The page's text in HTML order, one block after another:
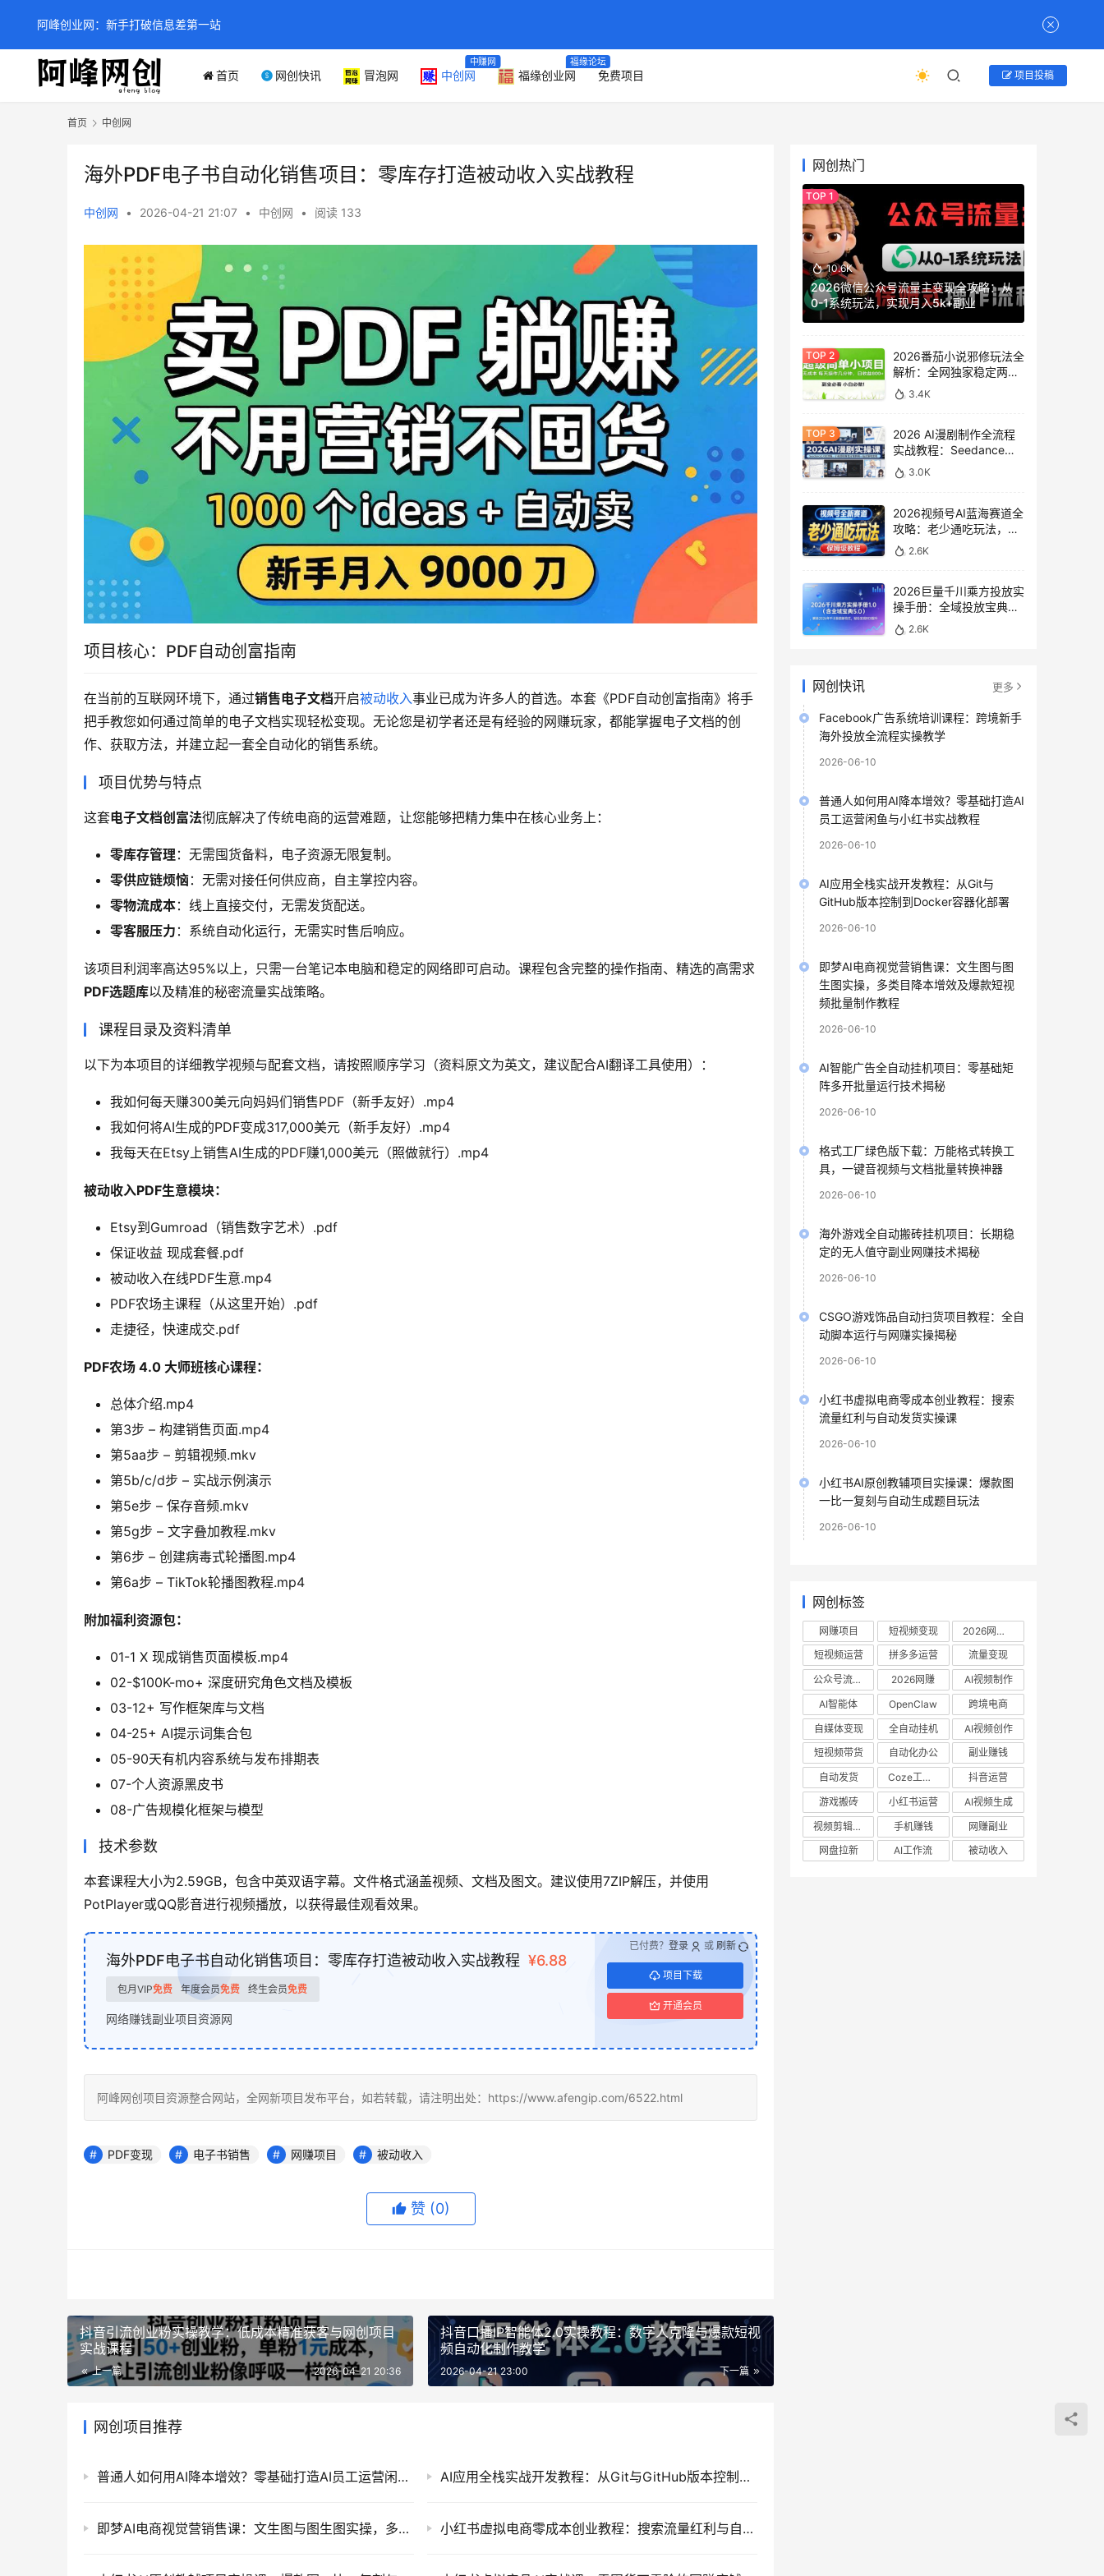
首页 网创快讯 冒泡网 中创网
中赚网
福缘创业网
福缘论坛
免费项目 项目投稿
首页 中创网
海外PDF电子书自动化销售项目：零库存打造被动收入实战教程
中创网 • 2026-04-21 21:07 • 中创网 • 阅读 133
项目核心：PDF自动创富指南
在当前的互联网环境下，通过销售电子文档开启被动收入事业已成为许多人的首选。本套《PDF自动创富指南》将手
把手教您如何通过简单的电子文档实现轻松变现。无论您是初学者还是有经验的网赚玩家，都能掌握电子文档的创
作、获取方法，并建立起一套全自动化的销售系统。
项目优势与特点
这套电子文档创富法彻底解决了传统电商的运营难题，让您能够把精力集中在核心业务上：
零库存管理 ：无需囤货备料，电子资源无限复制。
零供应链烦恼：无需对接任何供应商，自主掌控内容。
零物流成本：线上直接交付，无需发货配送。
零客服压力 ：系统自动化运行，无需实时售后响应。
该项目利润率高达95%以上，只需一台笔记本电脑和稳定的网络即可启动。课程包含完整的操作指南、精选的高需求
PDF选题库以及精准的秘密流量实战策略。
课程目录及资料清单
以下为本项目的详细教学视频与配套文档，请按照顺序学习（资料原文为英文，建议配合AI翻译工具使用）：
我如何每天赚300美元向妈妈们销售PDF（新手友好）.mp4
我如何将AI生成的PDF变成317,000美元（新手友好）.mp4
我每天在Etsy上销售AI生成的PDF赚1,000美元（照做就行）.mp4
被动收入PDF生意模块：
Etsy到Gumroad（销售数字艺术）.pdf
保证收益 现成套餐.pdf
被动收入在线PDF生意.mp4
PDF农场主课程（从这里开始）.pdf
走捷径，快速成交.pdf
PDF农场 4.0 大师班核心课程：
总体介绍.mp4
第3步 – 构建销售页面.mp4
第5aa步 – 剪辑视频.mkv
第5b/c/d步 – 实战示例演示
第5e步 – 保存音频.mkv
第5g步 – 文字叠加教程.mkv
第6步 – 创建病毒式轮播图.mp4
第6a步 – TikTok轮播图教程.mp4
附加福利资源包：
01-1 X 现成销售页面模板.mp4
02-$100K-mo+ 深度研究角色文档及模板
03-12+ 写作框架库与文档
04-25+ AI提示词集合包
05-90天有机内容系统与发布排期表
07-个人资源黑皮书
08-广告规模化框架与模型
技术参数
本套课程大小为2.59GB，包含中英双语字幕。文件格式涵盖视频、文档及图文。建议使用7ZIP解压，并使用
PotPlayer或QQ影音进行视频播放，以获得最佳观看效果。
海外PDF电子书自动化销售项目：零库存打造被动收入实战教程 ¥6.88
包月VIP免费 年度会员免费 终生会员免费
网络赚钱副业项目资源网
项目下载
开通会员
已付费？ 登录 或 刷新
阿峰网创项目资源整合网站，全网新项目发布平台，如若转载，请注明出处：https://www.afengip.com/6522.html
PDF变现 电子书销售 网赚项目 被动收入
赞 (0)
抖音引流创业粉实操教学：低成本精准获客与网创项目
实战课程
上一篇 2026-04-21 20:36
抖音口播IP智能体2.0实操教程：数字人克隆与爆款短视
频自动化制作教学
下一篇
2026-04-21 23:00
网创项目推荐
普通人如何用AI降本增效？零基础打造AI员工运营闲鱼与小红书实战教程 AI应用全栈实战开发教程：从Git与GitHub版本控制到Docker容器化部署
即梦AI电商视觉营销售课：文生图与图生图实操，多类目降本增效及爆款短视频批量制作教程 小红书虚拟电商零成本创业教程：搜索流量红利与自动发货实操课
网创热门
10.6K
2026微信公众号流量主变现全攻略：从
0-1系统玩法，实现月入5k+副业
2026番茄小说邪修玩法全
解析：全网独家稳定两年
老项目，助你日赚
500+稿费收益
3.4K
2026 AI漫剧制作全流程
实战教程：Seedance
2.0即梦视频生成与小说
授权教学
3.0K
2026视频号AI蓝海赛道全
攻略：老少通吃玩法，零
基础保姆级副业增收教程
2.6K
2026巨量千川乘方投放实
操手册：全域投放宝典
5.0深度解析ROI提升方案
2.6K
网创快讯 更多
Facebook广告系统培训课程：跨境新手
海外投放全流程实操教学
2026-06-10
普通人如何用AI降本增效？零基础打造AI
员工运营闲鱼与小红书实战教程
2026-06-10
AI应用全栈实战开发教程：从Git与
GitHub版本控制到Docker容器化部署
2026-06-10
即梦AI电商视觉营销售课：文生图与图
生图实操，多类目降本增效及爆款短视
频批量制作教程
2026-06-10
AI智能广告全自动挂机项目：零基础矩
阵多开批量运行技术揭秘
2026-06-10
格式工厂绿色版下载：万能格式转换工
具，一键音视频与文档批量转换神器
2026-06-10
海外游戏全自动搬砖挂机项目：长期稳
定的无人值守副业网赚技术揭秘
2026-06-10
CSGO游戏饰品自动扫货项目教程：全自
动脚本运行与网赚实操揭秘
2026-06-10
小红书虚拟电商零成本创业教程：搜索
流量红利与自动发货实操课
2026-06-10
小红书AI原创教辅项目实操课：爆款图
一比一复刻与自动生成题目玩法
2026-06-10
网创标签
网赚项目 短视频变现
2026网赚项目
短视频运营
拼多多运营
流量变现
公众号流量主
2026网赚
AI视频制作
AI智能体
OpenClaw
跨境电商
自媒体变现
全自动挂机
AI视频创作
短视频带货
自动化办公
副业赚钱
自动发货
Coze工作流
抖音运营
游戏搬砖
小红书运营
AI视频生成
视频剪辑教程
手机赚钱
网赚副业
网盘拉新
AI工作流 被动收入
阿峰创业网：新手打破信息差第一站